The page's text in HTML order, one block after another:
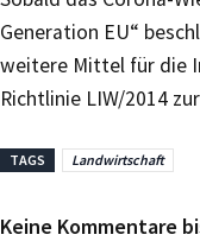
Generation EU“
weitere Mittel für die
Richtlinie LIW/2014
TAGS Landwirtschaft
Keine Kommentare